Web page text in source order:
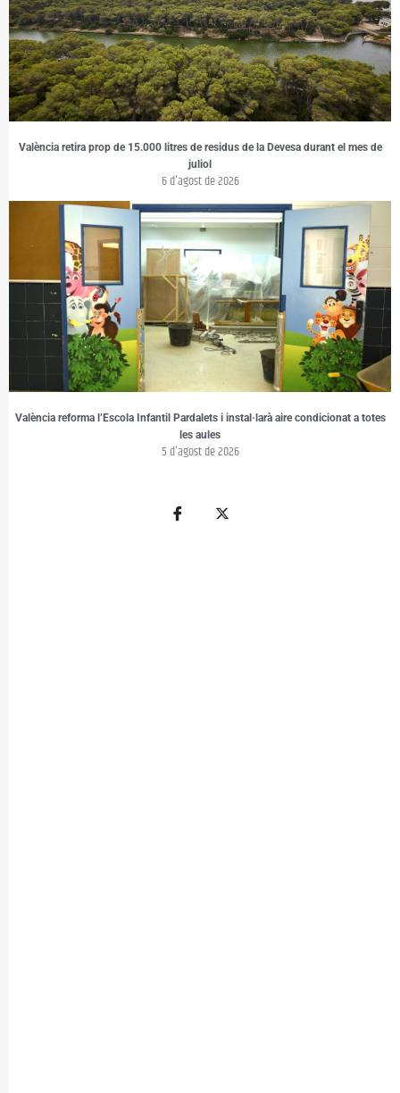
València retira prop de 15.000 litres de residus de la Devesa durant el mes de
juliol
6 d'agost de 2026
València reforma l’Escola Infantil Pardalets i instal·larà aire condicionat a totes
les aules
5 d'agost de 2026